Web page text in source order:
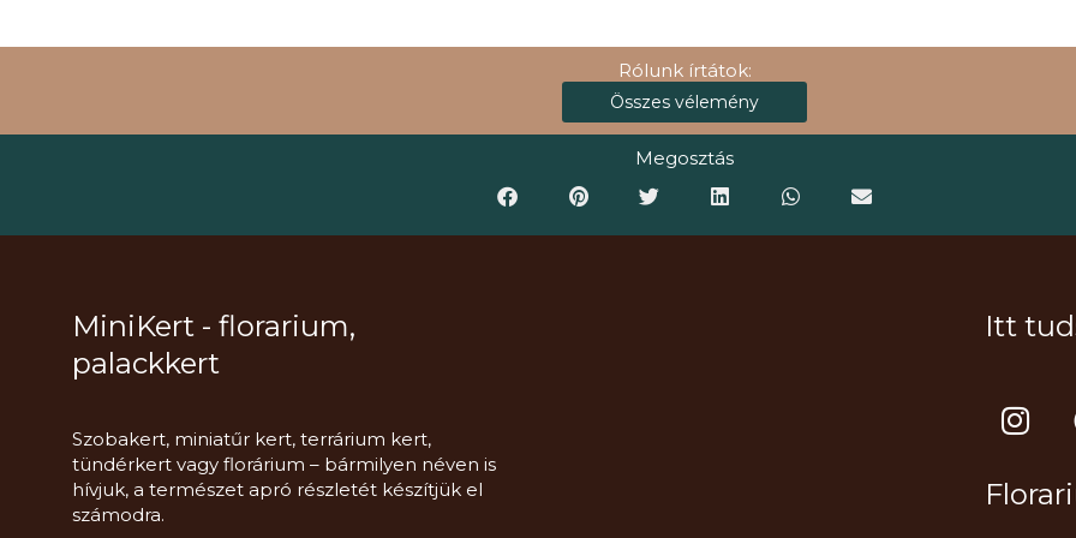
Rólunk írtátok:
Összes vélemény
Megosztás
MiniKert - florarium,
palackkert
Szobakert, miniatűr kert, terrárium kert,
tündérkert vagy florárium – bármilyen néven is
hívjuk, a természet apró részletét készítjük el
számodra.
Itt
I
n
t